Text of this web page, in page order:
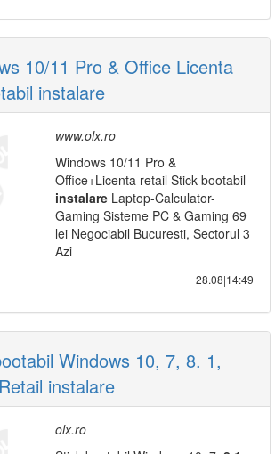
10/11 Pro & Office Licenta
instalare
www.olx.ro
Windows 10/11 Pro &
Office+Licenta retail Stick bootabil
instalare Laptop-Calculator-
Gaming Sisteme PC & Gaming 69
lei Negociabil Bucuresti, Sectorul 3
Azi
28.08|14:49
Windows 10, 7, 8. 1,
instalare
olx.ro